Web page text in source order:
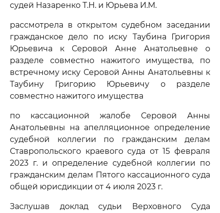
судей Назаренко Т.Н. и Юрьева И.М.
рассмотрела в открытом судебном заседании
гражданское дело по иску Таубина Григория
Юрьевича к Серовой Анне Анатольевне о
разделе совместно нажитого имущества, по
встречному иску Серовой Анны Анатольевны к
Таубину Григорию Юрьевичу о разделе
совместно нажитого имущества
по кассационной жалобе Серовой Анны
Анатольевны на апелляционное определение
судебной коллегии по гражданским делам
Ставропольского краевого суда от 15 февраля
2023 г. и определение судебной коллегии по
гражданским делам Пятого кассационного суда
общей юрисдикции от 4 июля 2023 г.
Заслушав доклад судьи Верховного Суда